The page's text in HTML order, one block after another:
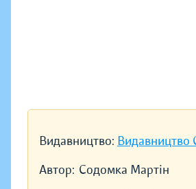
Видавництво: Видавництво
Автор: Содомка Мартін